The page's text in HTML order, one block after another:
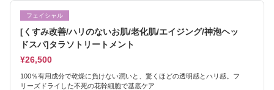
フェイシャル
[くすみ改善/ハリのないお肌/老化肌/エイジング/神泡ヘッ
ドスパ]タラソトリートメント
¥26,500
100％有用成分で乾燥に負けない潤いと、驚くほどの透明感とハリ感。フ
リーズドライした不死の花幹細胞で基底ケア